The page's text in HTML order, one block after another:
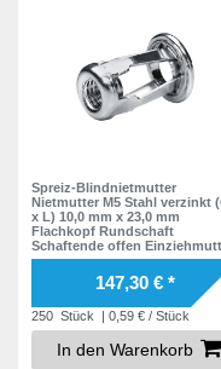
Spreiz-Blindnietmutter
Nietmutter M5 Stahl verzinkt
x L) 10,0 mm x 23,0 mm
Flachkopf Rundschaft
Schaftende offen
Einnietmuttern - GO-FOUR
147,30 € *
250 Stück | 0,59 € / Stück
In den Warenkorb